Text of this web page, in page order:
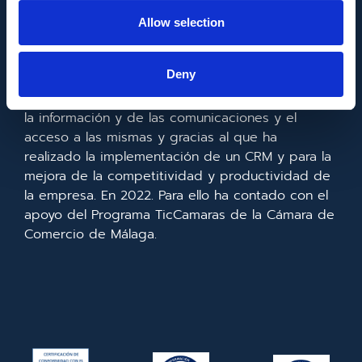
Allow selection
Deny
FONDO EUROPEO DE DESARROLLO REGIONAL
Europeo de Desarrollo Regional cuyo objetivo es
mejorar el uso y la calidad de las tecnologías de
la información y de las comunicaciones y el
acceso a las mismas y gracias al que ha
realizado la implementación de un CRM y para la
mejora de la competitividad y productividad de
la empresa. En 2022. Para ello ha contado con el
apoyo del Programa TicCamaras de la Cámara de
Comercio de Málaga.